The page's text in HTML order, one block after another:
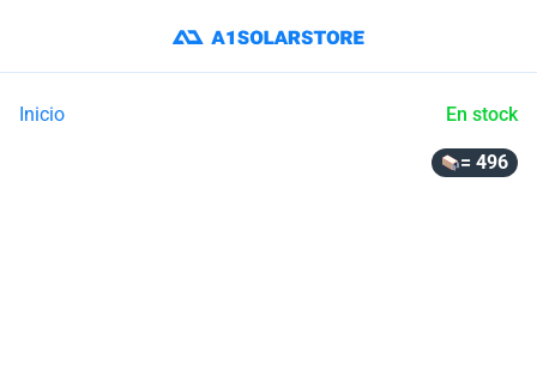
Inicio En stock
= 496